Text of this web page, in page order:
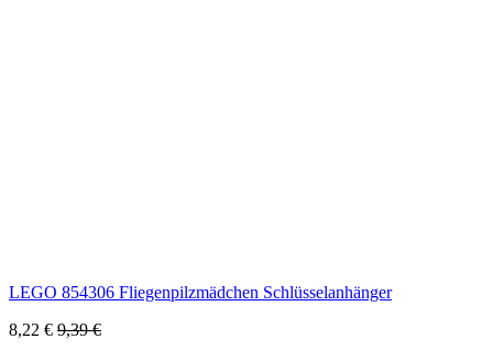
LEGO 854306 Fliegenpilzmädchen Schlüsselanhänger
8,22 € 9,39 €